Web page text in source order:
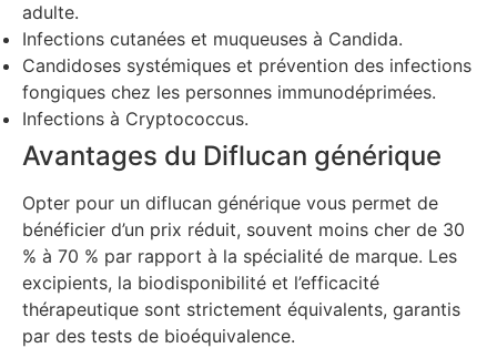
adulte.
Infections cutanées et muqueuses à Candida.
Candidoses systémiques et prévention des infections
fongiques chez les personnes immunodéprimées.
Infections à Cryptococcus.
Avantages du Diflucan générique
Opter pour un diflucan générique vous permet de
bénéficier d’un prix réduit, souvent moins cher de 30
% à 70 % par rapport à la spécialité de marque. Les
excipients, la biodisponibilité et l’efficacité
thérapeutique sont strictement équivalents, garantis
par des tests de bioéquivalence.